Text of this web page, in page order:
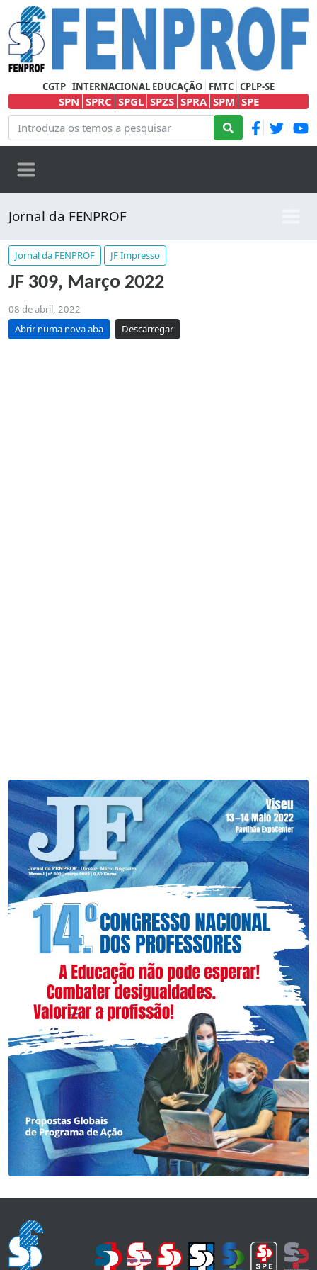
CGTP INTERNACIONAL EDUCAÇÃO FMTC CPLP-SE
SPN SPRC SPGL SPZS SPRA SPM SPE
Jornal da FENPROF
Jornal da FENPROF JF Impresso
JF 309, Março 2022
08 de abril, 2022
Abrir numa nova aba
Descarregar